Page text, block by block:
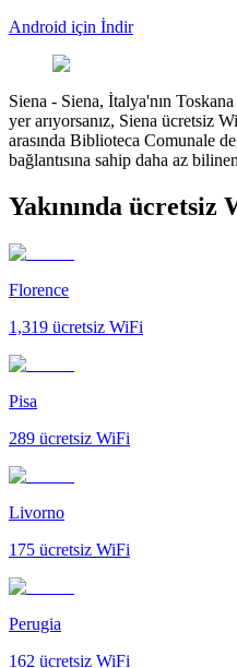
Android için İndir
Siena - Siena, İtalya'nın
yer arıyorsanız, Siena ücretsiz
arasında Biblioteca Comunale
bağlantısına sahip daha az
Yakınında
Florence
1,319 ücretsiz WiFi
Pisa
289 ücretsiz WiFi
Livorno
175 ücretsiz WiFi
Perugia
162 ücretsiz WiFi